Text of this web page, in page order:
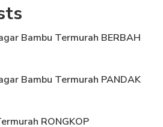
Bambu Termurah BERBAH
Bambu Termurah PANDAK
RONGKOP